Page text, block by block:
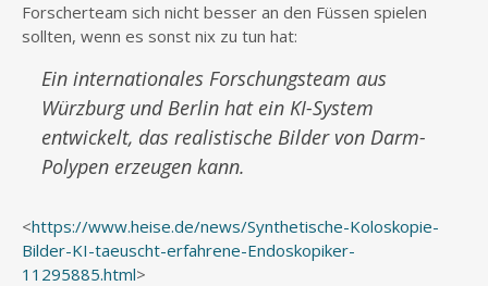
Forscherteam sich nicht besser an den Füssen spielen
sollten, wenn es sonst nix zu tun hat:
Ein internationales Forschungsteam aus
Würzburg und Berlin hat ein KI-System
entwickelt, das realistische Bilder von Darm-
Polypen erzeugen kann.
<https://www.heise.de/news/Synthetische-Koloskopie-
Bilder-KI-taeuscht-erfahrene-Endoskopiker-
11295885.html>